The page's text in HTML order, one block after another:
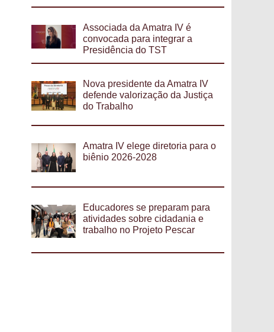
Associada da Amatra IV é
convocada para integrar a
Presidência do TST
Nova presidente da Amatra IV
defende valorização da Justiça
do Trabalho
Amatra IV elege diretoria para o
biênio 2026-2028
Educadores se preparam para
atividades sobre cidadania e
trabalho no Projeto Pescar